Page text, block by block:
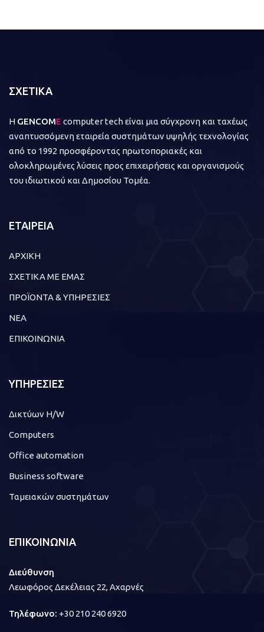
ΣΧΕΤΙΚΑ
Η GENCOME computer tech είναι μια σύγχρονη και ταχέως
αναπτυσσόμενη εταιρεία συστημάτων υψηλής τεχνολογίας
από το 1992 προσφέροντας πρωτοποριακές και
ολοκληρωμένες λύσεις προς επιχειρήσεις και οργανισμούς
του ιδιωτικού και Δημοσίου Τομέα.
ΕΤΑΙΡΕΙΑ
ΑΡΧΙΚΗ
ΣΧΕΤΙΚΑ ΜΕ ΕΜΑΣ
ΠΡΟΪΟΝΤΑ & ΥΠΗΡΕΣΙΕΣ
ΝΕΑ
ΕΠΙΚΟΙΝΩΝΙΑ
ΥΠΗΡΕΣΙΕΣ
Δικτύων H/W
Computers
Office automation
Business software
Ταμειακών συστημάτων
ΕΠΙΚΟΙΝΩΝΙΑ
Διεύθυνση
Λεωφόρος Δεκέλειας 22, Αχαρνές
Τηλέφωνο: +30 210 240 6920